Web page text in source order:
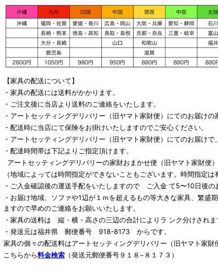
【家具の配送について】
・家具の配送には送料がかかります。
・ご注文後に当店より送料のご連絡をいたします。
・ アートセッティングデリバリー （旧ヤマト家財便） にてのお届けの
・配送時に当店にて保険をお掛けいたしますのでご安心ください。
・ アートセッティングデリバリー （旧ヤマト家財便） にてのお届けで
・配達時間帯は下記よりご指定頂けます。
アートセッティングデリバリーの家財おまかせ便 （旧ヤマト家財便
（地域によっては時間指定ができないこともございます。時間指定
・ご入金確認後の運送手配をいたしますので ご入金 て5〜10日後の
・お届け地域、ソファや1辺が１ｍを超えるもの等大きな家具、繁
ますので早めのご連絡をお願いいたします。
・家具の送料は 縦・横・高さの三辺の合計によりラ ンク分けされま
・発送元は福井県 郵便番号 918-8173 からです。
家具の個々の配送料はアートセッティングデリバリー （旧ヤマト家財
こちらから料金検索 （発送元郵便番号９１８−８１７３）